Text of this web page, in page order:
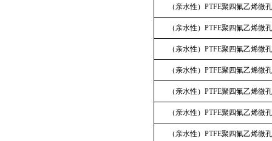
（亲水性）PTFE聚四氟乙烯微
（亲水性）PTFE聚四氟乙烯微
（亲水性）PTFE聚四氟乙烯微
（亲水性）PTFE聚四氟乙烯微
（亲水性）PTFE聚四氟乙烯微
（亲水性）PTFE聚四氟乙烯微
（亲水性）PTFE聚四氟乙烯微